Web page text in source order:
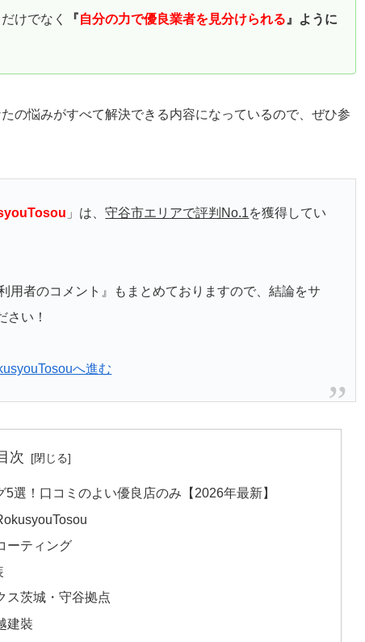
けでなく 『自分の力で優良業者を見分けられる 』ように
の悩みがすべて解決できる内容になっているので、ぜひ参
」は、守谷市エリアで評判No.1を獲得してい
用者のコメント』もまとめておりますので、結論をサ
さい！
へ進む
次
選！口コミのよい優良店のみ【2026年最新】
ーティング
ス茨城・守谷拠点
建裝